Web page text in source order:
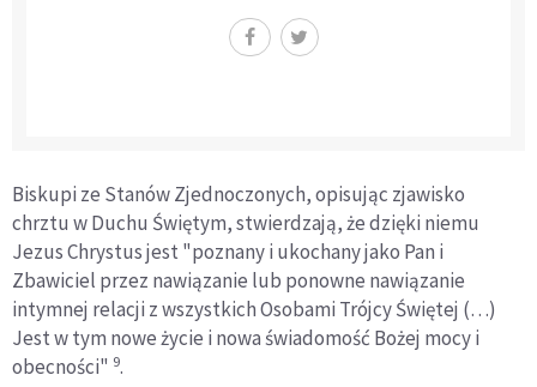
Biskupi ze Stanów Zjednoczonych, opisując zjawisko
chrztu w Duchu Świętym, stwierdzają, że dzięki niemu
Jezus Chrystus jest "poznany i ukochany jako Pan i
Zbawiciel przez nawiązanie lub ponowne nawiązanie
intymnej relacji z wszystkich Osobami Trójcy Świętej (…)
Jest w tym nowe życie i nowa świadomość Bożej mocy i
obecności" 9.